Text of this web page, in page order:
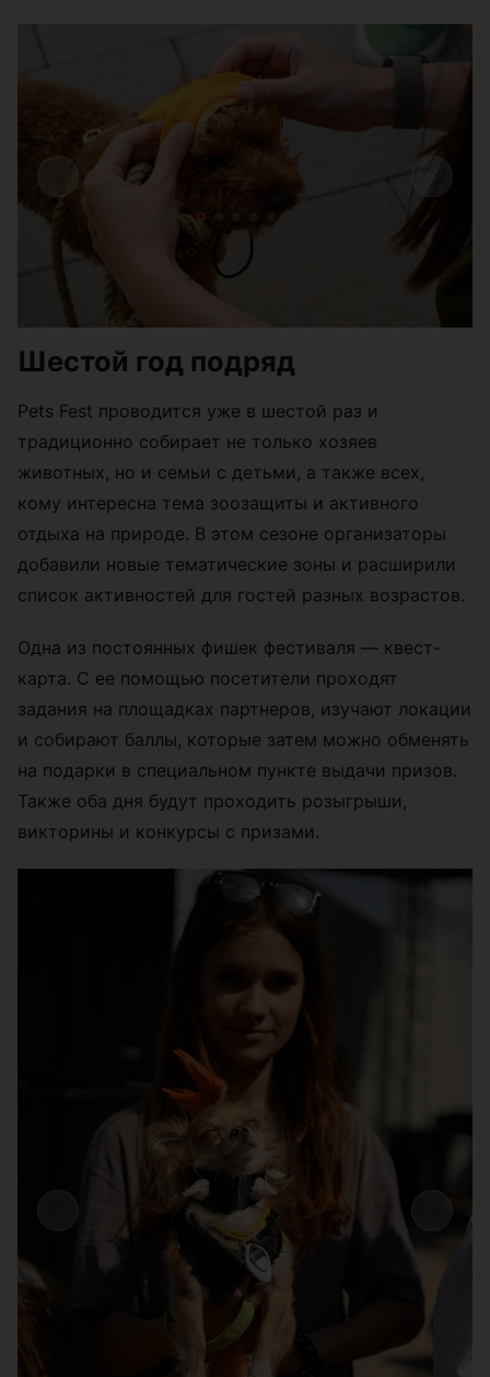
Шестой год подряд
Pets Fest проводится уже в шестой раз и
традиционно собирает не только хозяев
животных, но и семьи с детьми, а также всех,
кому интересна тема зоозащиты и активного
отдыха на природе. В этом сезоне организаторы
добавили новые тематические зоны и расширили
список активностей для гостей разных возрастов.
Одна из постоянных фишек фестиваля — квест-
карта. С ее помощью посетители проходят
задания на площадках партнеров, изучают локации
и собирают баллы, которые затем можно обменять
на подарки в специальном пункте выдачи призов.
Также оба дня будут проходить розыгрыши,
викторины и конкурсы с призами.